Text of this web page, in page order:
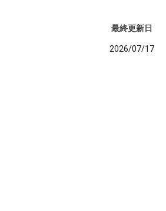
最終更新日
2026/07/17